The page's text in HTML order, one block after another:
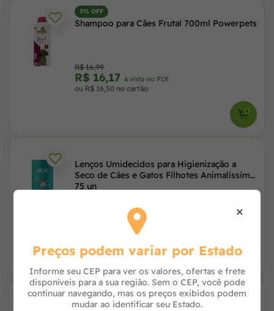
3% OFF
Shampoo para Cães Frutal 700ml Powerpets
R$ 16,99
R$ 16,17 à vista no PIX
ou R$ 16,50 no cartão
Lenços Umidecidos para Higienização a
Seco de Cães e Gatos Filhotes Animalissimo
75 un
à vista no PIX
ou R$ 16,90 no cartão
Shampoo Cortishamp Agener União para
×
Preços podem variar por Estado
Informe seu CEP para ver os valores, ofertas e frete
disponíveis para a sua região. Sem o CEP, você pode
continuar navegando, mas os preços exibidos podem
mudar ao identificar seu Estado.